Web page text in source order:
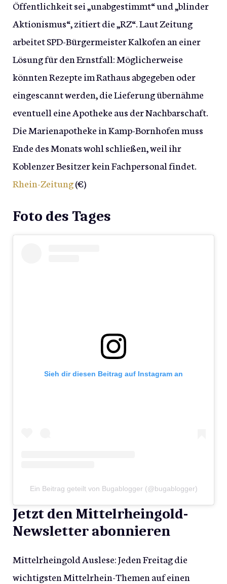
Öffentlichkeit sei „unabgestimmt“ und „blinder
Aktionismus“, zitiert die „RZ“. Laut Zeitung
arbeitet SPD-Bürgermeister Kalkofen an einer
Lösung für den Ernstfall: Möglicherweise
könnten Rezepte im Rathaus abgegeben oder
eingescannt werden, die Lieferung übernähme
eventuell eine Apotheke aus der Nachbarschaft.
Die Marienapotheke in Kamp-Bornhofen muss
Ende des Monats wohl schließen, weil ihr
Koblenzer Besitzer kein Fachpersonal findet.
Rhein-Zeitung(€)
Foto des Tages
Sieh dir diesen Beitrag auf Instagram an
Ein Beitrag geteilt von Bugablogger (@bugablogger)
Jetzt den Mittelrheingold-
Newsletter abonnieren
Mittelrheingold Auslese: Jeden Freitag die
wichtigsten Mittelrhein-Themen auf einen